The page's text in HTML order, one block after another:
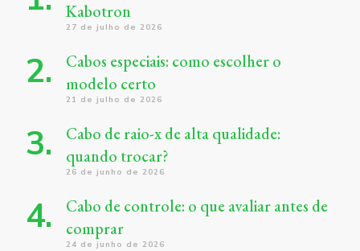
Kabotron
27 de julho de 2026
Cabos especiais: como escolher o
modelo certo
21 de julho de 2026
Cabo de raio-x de alta qualidade:
quando trocar?
26 de junho de 2026
Cabo de controle: o que avaliar antes de
comprar
24 de junho de 2026